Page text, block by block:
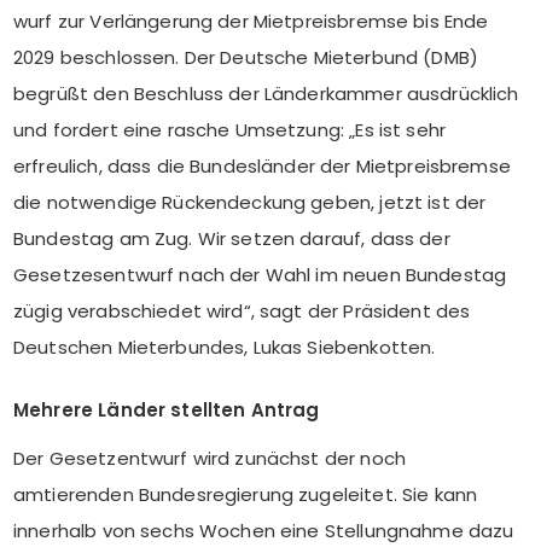
wurf zur Verlängerung der Mietpreisbremse bis Ende
2029 beschlossen. Der Deutsche Mieterbund (DMB)
begrüßt den Beschluss der Länderkammer ausdrücklich
und fordert eine rasche Umsetzung: „Es ist sehr
erfreulich, dass die Bundesländer der Mietpreisbremse
die notwendige Rückendeckung geben, jetzt ist der
Bundestag am Zug. Wir setzen darauf, dass der
Gesetzesentwurf nach der Wahl im neuen Bundestag
zügig verabschiedet wird“, sagt der Präsident des
Deutschen Mieterbundes, Lukas Siebenkotten.
Mehrere Länder stellten Antrag
Der Gesetzentwurf wird zunächst der noch
amtierenden Bundesregierung zugeleitet. Sie kann
innerhalb von sechs Wochen eine Stellungnahme dazu